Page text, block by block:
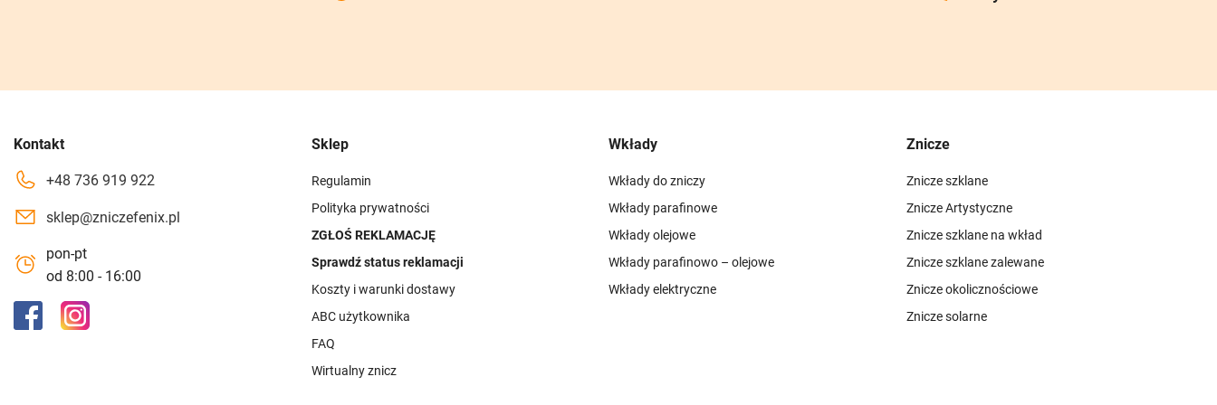
Kontakt
+48 736 919 922
sklep@zniczefenix.pl
pon-pt
od 8:00 - 16:00
Sklep
Regulamin
Polityka prywatności
ZGŁOŚ REKLAMACJĘ
Sprawdź status reklamacji
Koszty i warunki dostawy
ABC użytkownika
FAQ
Wirtualny znicz
Wkłady
Wkłady do zniczy
Wkłady parafinowe
Wkłady olejowe
Wkłady parafinowo – olejowe
Wkłady elektryczne
Znicze
Znicze szklane
Znicze Artystyczne
Znicze szklane na wkład
Znicze szklane zalewane
Znicze okolicznościowe
Znicze solarne